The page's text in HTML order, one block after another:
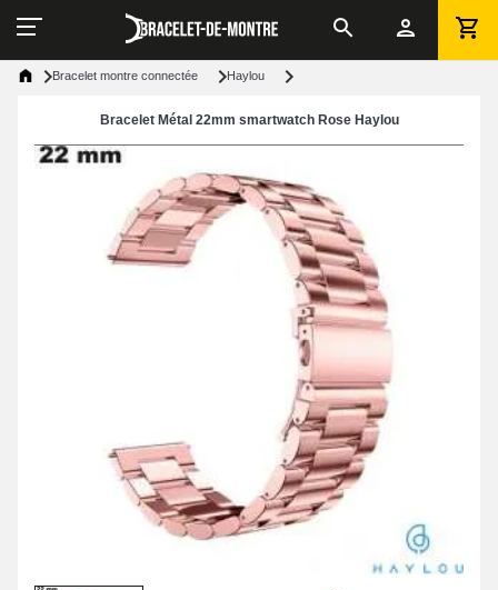
Bracelet montre connectée Haylou
Bracelet Métal 22mm smartwatch Rose Haylou